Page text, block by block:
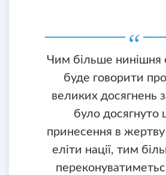
Чим більше нинішня
буде говорити
великих досягнень
було досягнуто
принесення в жертву
еліти нації, тим